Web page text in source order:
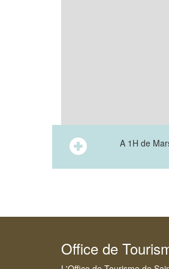
A 1H de
Office de